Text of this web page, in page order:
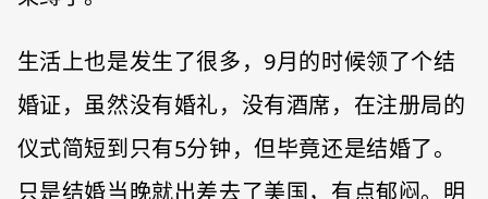
生活上也是发生了很多，9月的时候领了个结
婚证，虽然没有婚礼，没有酒席，在注册局的
仪式简短到只有5分钟，但毕竟还是结婚了。
只是结婚当晚就出差去了美国，有点郁闷。明